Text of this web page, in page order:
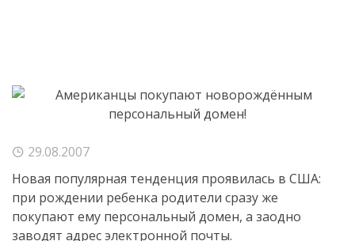
29.08.2007
Новая популярная тенденция проявилась в США:
при рождении ребенка родители сразу же
покупают ему персональный домен, а заодно
заводят адрес электронной почты.